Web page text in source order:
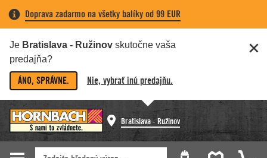
Doprava zadarmo na všetky balíky od 99 EUR
Je Bratislava - Ružinov skutočne vaša
predajňa?
ÁNO, SPRÁVNE. Nie, vybrať inú predajňu.
Bratislava - Ružinov